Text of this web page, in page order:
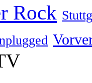
Rock